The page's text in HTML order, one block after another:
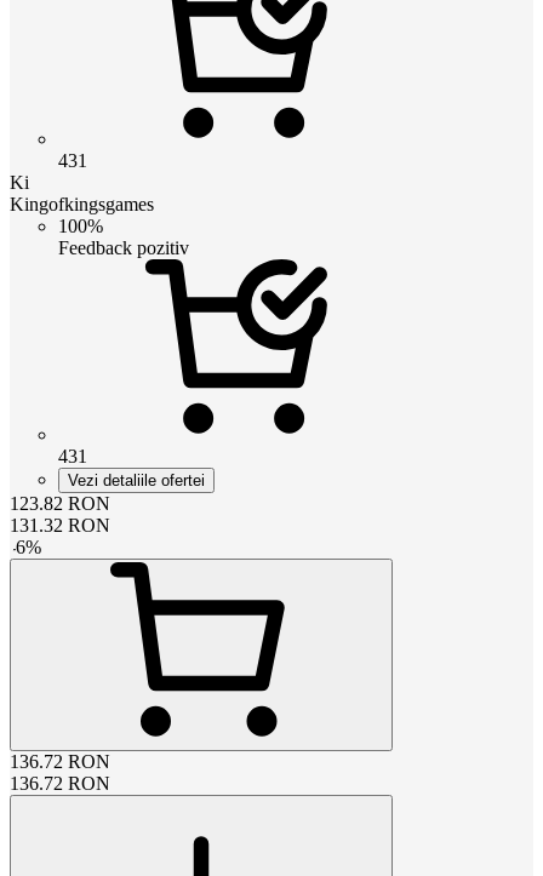
431
Ki
Kingofkingsgames
100%
Feedback pozitiv
431
Vezi detaliile ofertei
123.82 RON
131.32 RON
-6%
136.72 RON
136.72 RON